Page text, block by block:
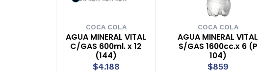
COCA COLA
AGUA MINERAL VITAL
C/GAS 600ml. x 12
(144)
$4.188
COCA COLA
AGUA MINERAL VITAL
S/GAS 1600cc.x 6 (P
104)
$859